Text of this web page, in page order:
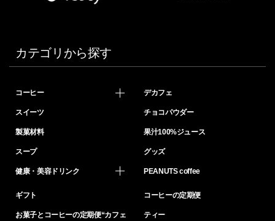
カテゴリから探す
コーヒー デカフェ
スイーツ チョコパウダー
製菓材料 果汁100%ジュース
スープ グッズ
健康・美容ドリンク PEANUTS coffee
ギフト コーヒーの定期便
お菓子とコーヒーの定期便“カフェ
ティー